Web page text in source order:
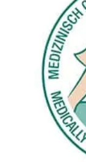
чистым
запах.
Испытание
16000-28 и